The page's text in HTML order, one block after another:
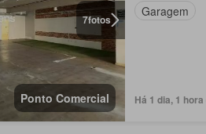
7fotos
Ponto Comercial
Garagem
Há 1 dia, 1